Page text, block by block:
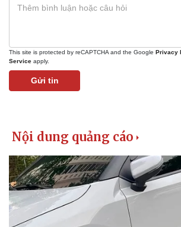
This site is protected by reCAPTCHA and the Google Privacy
Service apply.
Gửi tin